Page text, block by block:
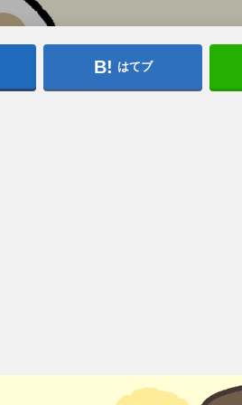
はてブ